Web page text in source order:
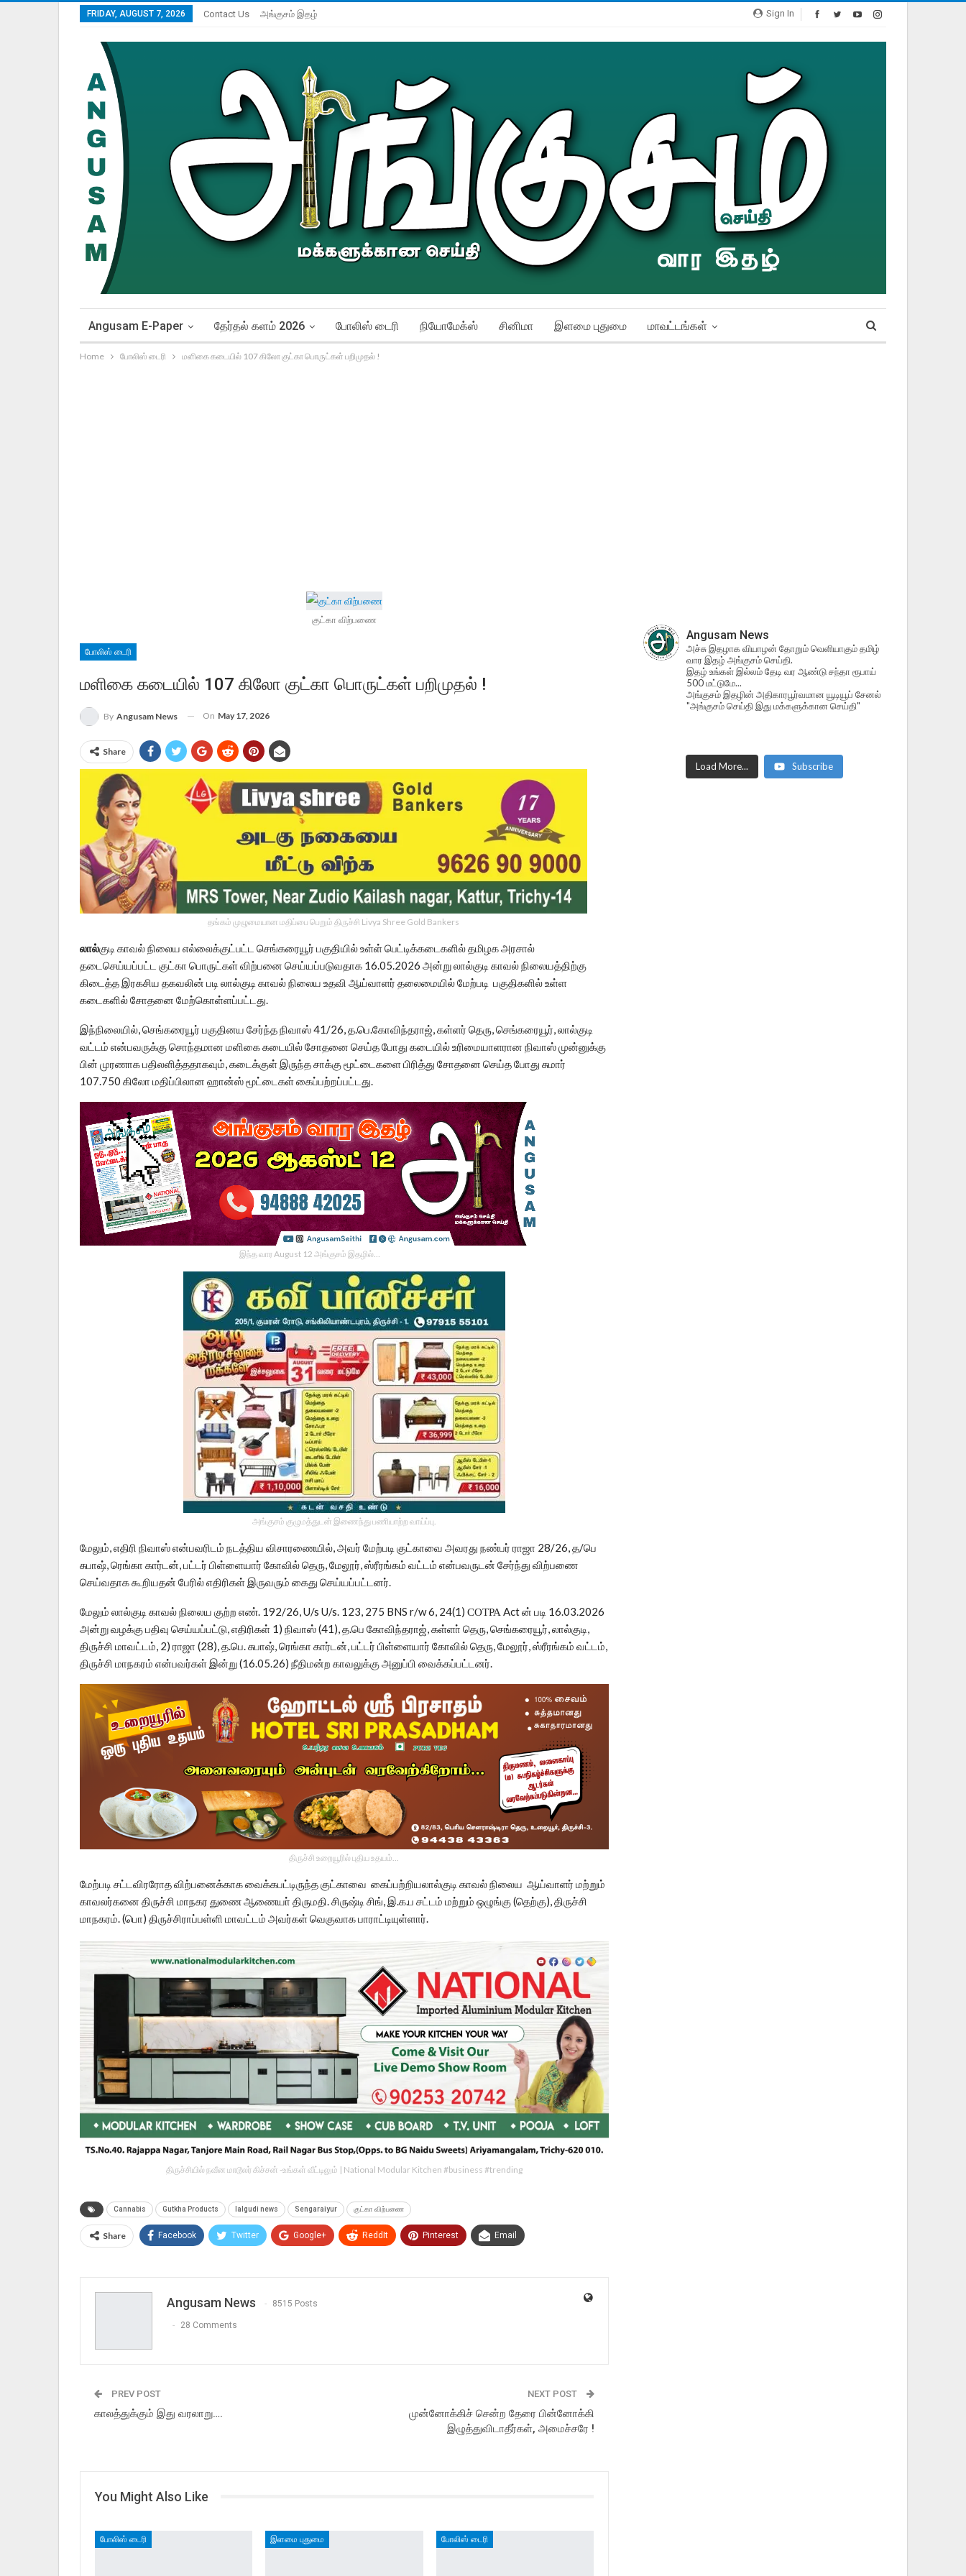
Sign In
FRIDAY, AUGUST 7, 2026 Contact Us அங்குசம் இதழ்
Angusam E-Paper தேர்தல் களம் 2026 போலிஸ் டைரி நியோமேக்ஸ் சினிமா இளமை புதுமை மாவட்டங்கள்
Home போலிஸ் டைரி மளிகை கடையில் 107 கிலோ குட்கா பொருட்கள் பறிமுதல் !
குட்கா விற்பணை
போலிஸ் டைரி
மளிகை கடையில் 107 கிலோ குட்கா பொருட்கள் பறிமுதல் !
By Angusam News On May 17, 2026
Share
தங்கம் முழுமையான மதிப்பை பெறும் திருச்சி Livya Shree Gold Bankers
லால்குடி காவல் நிலைய எல்லைக்குட்பட்ட செங்கரையூர் பகுதியில் உள்ள் பெட்டிக்கடைகளில் தமிழக அரசால்
தடைசெய்யப்பட்ட குட்கா பொருட்கள் விற்பனை செய்யப்படுவதாக 16.05.2026 அன்று லால்குடி காவல் நிலையத்திற்கு
கிடைத்த இரகசிய தகவலின் படி லால்குடி காவல் நிலைய உதவி ஆய்வாளர் தலைமையில் மேற்படி பகுதிகளில் உள்ள
கடைகளில் சோதனை மேற்கொள்ளப்பட்டது.
இந்நிலையில், செங்கரையூர் பகுதினய சேர்ந்த நிவாஸ் 41/26, த.பெ.கோவிந்தராஜ், கள்ளர் தெரு, செங்கரையூர், லால்குடி
வட்டம் என்பவருக்கு சொந்தமான மளிகை கடையில் சோதனை செய்த போது கடையில் உரிமையாளரான நிவாஸ் முன்னுக்கு
பின் முரணாக பதிலளித்ததாகவும், கடைக்குள் இருந்த சாக்கு மூட்டைகளை பிரித்து சோதனை செய்த போது சுமார்
107.750 கிலோ மதிப்பிலான ஹான்ஸ் மூட்டைகள் கைப்பற்றப்பட்டது.
இந்த வார August 12 அங்குசம் இதழில்…
அங்குசம் குழுமத்துடன் இணைந்து பணியாற்ற வாய்ப்பு.
மேலும், எதிரி நிவாஸ் என்பவரிடம் நடத்திய விசாரணையில், அவர் மேற்படி குட்காவை அவரது நண்பர் ராஜா 28/26, த/பெ
சுபாஷ், ரெங்கா கார்டன், பட்டர் பிள்ளையார் கோவில் தெரு, மேலூர், ஸ்ரீரங்கம் வட்டம் என்பவருடன் சேர்ந்து விற்பணை
செய்வதாக கூறியதன் பேரில் எதிரிகள் இருவரும் கைது செய்யப்பட்டனர்.
மேலும் லால்குடி காவல் நிலைய குற்ற எண். 192/26, U/s U/s. 123, 275 BNS r/w 6, 24(1) СОТРА Act ன் படி 16.03.2026
அன்று வழக்கு பதிவு செய்யப்பட்டு, எதிரிகள் 1) நிவாஸ் (41), த.பெ கோவிந்தராஜ், கள்ளா் தெரு, செங்கரையூர், லால்குடி,
திருச்சி மாவட்டம், 2) ராஜா (28), த.பெ. சுபாஷ், ரெங்கா கார்டன், பட்டர் பிள்ளையார் கோவில் தெரு, மேலூர், ஸ்ரீரங்கம் வட்டம்,
திருச்சி மாநகரம் என்பவர்கள் இன்று (16.05.26) நீதிமன்ற காவலுக்கு அனுப்பி வைக்கப்பட்டனர்.
திருச்சி உறையூரில் புதிய உதயம்...
மேற்படி சட்டவிரரோத விற்பனைக்காக வைக்கபட்டிருந்த குட்காவை கைப்பற்றியலால்குடி காவல் நிலைய ஆய்வாளர் மற்றும்
காவலர்கனை திருச்சி மாநகர துணை ஆணையா் திருமதி. சிருஷ்டி சிங், இ.க.ப சட்டம் மற்றும் ஒழுங்கு (தெற்கு), திருச்சி
மாநகரம். (பொ) திருச்சிராப்பள்ளி மாவட்டம் அவர்கள் வெகுவாக பாராட்டியுள்ளார்.
திருச்சியில் நவீன மாடூலர் கிச்சன் -உங்கள் வீட்டிலும் | National Modular Kitchen #business #trending
Cannabis Gutkha Products lalgudi news Sengaraiyur குட்கா விற்பணை
Share Facebook Twitter Google+ ReddIt Pinterest Email
Angusam News 8515 Posts
28 Comments
PREV POST
காலத்துக்கும் இது வரலாறு….
NEXT POST
முன்னோக்கிச் சென்ற தேரை பின்னோக்கி
இழுத்துவிடாதீர்கள், அமைச்சரே !
You Might Also Like
போலிஸ் டைரி இளமை புதுமை போலிஸ் டைரி
Angusam News
அச்சு இதழாக வியாழன் தோறும் வெளியாகும் தமிழ்
வார இதழ் அங்குசம் செய்தி.
இதழ் உங்கள் இல்லம் தேடி வர ஆண்டு சந்தா ரூபாய்
500 மட்டுமே...
அங்குசம் இதழின் அதிகாரபூர்வமான யூடியூப் சேனல்
"அங்குசம் செய்தி இது மக்களுக்கான செய்தி"
Load More... Subscribe